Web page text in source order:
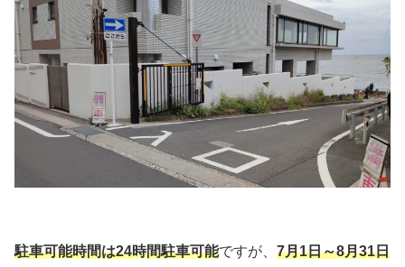
駐車可能時間は24時間駐車可能ですが、 7月1日～8月31日